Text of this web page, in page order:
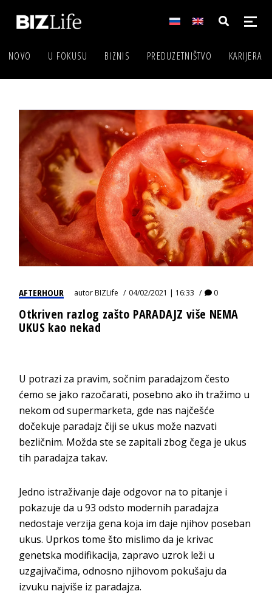
NOVO U FOKUSU BIZNIS PREDUZETNIŠTVO KARIJERA
AFTERHOUR autorBIZLife 04/02/2021 | 16:33 0
Otkriven razlog zašto PARADAJZ više NEMA
UKUS kao nekad
U potrazi za pravim, sočnim paradajzom često
ćemo se jako razočarati, posebno ako ih tražimo u
nekom od supermarketa, gde nas najčešće
dočekuje paradajz čiji se ukus može nazvati
bezličnim. Možda ste se zapitali zbog čega je ukus
tih paradajza takav.
Jedno istraživanje daje odgovor na to pitanje i
pokazuje da u 93 odsto modernih paradajza
nedostaje verzija gena koja im daje njihov poseban
ukus. Uprkos tome što mislimo da je krivac
genetska modifikacija, zapravo uzrok leži u
uzgajivačima, odnosno njihovom pokušaju da
izvuku najviše iz paradajza.